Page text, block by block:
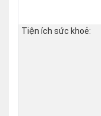
Tiện ích sức khoẻ: